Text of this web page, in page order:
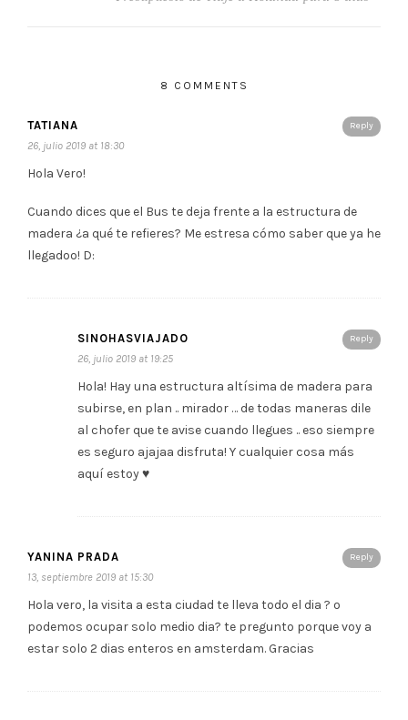
8 COMMENTS
Reply
TATIANA
26, julio 2019 at 18:30
Hola Vero!
Cuando dices que el Bus te deja frente a la estructura de
madera ¿a qué te refieres? Me estresa cómo saber que ya he
llegadoo! D:
Reply
SINOHASVIAJADO
26, julio 2019 at 19:25
Hola! Hay una estructura altísima de madera para
subirse, en plan .. mirador … de todas maneras dile
al chofer que te avise cuando llegues .. eso siempre
es seguro ajajaa disfruta! Y cualquier cosa más
aquí estoy ♥️
Reply
YANINA PRADA
13, septiembre 2019 at 15:30
Hola vero, la visita a esta ciudad te lleva todo el dia ? o
podemos ocupar solo medio dia? te pregunto porque voy a
estar solo 2 dias enteros en amsterdam. Gracias